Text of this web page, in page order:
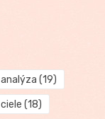
analýza (19)
ciele (18)